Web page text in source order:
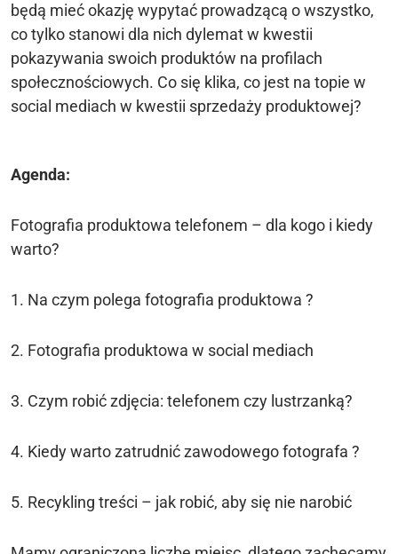
będą mieć okazję wypytać prowadzącą o wszystko,
co tylko stanowi dla nich dylemat w kwestii
pokazywania swoich produktów na profilach
społecznościowych. Co się klika, co jest na topie w
social mediach w kwestii sprzedaży produktowej?
Agenda:
Fotografia produktowa telefonem – dla kogo i kiedy
warto?
1. Na czym polega fotografia produktowa ?
2. Fotografia produktowa w social mediach
3. Czym robić zdjęcia: telefonem czy lustrzanką?
4. Kiedy warto zatrudnić zawodowego fotografa ?
5. Recykling treści – jak robić, aby się nie narobić